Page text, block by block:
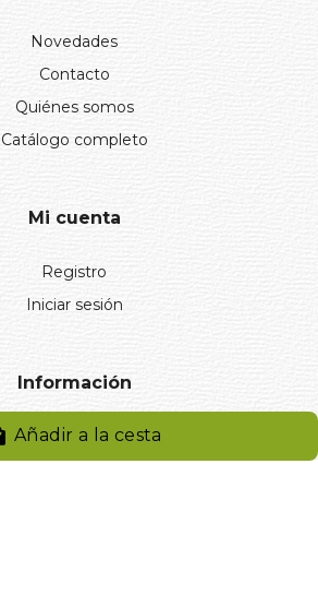
Añadir a la cesta
Novedades
Contacto
Quiénes somos
Catálogo completo
Mi cuenta
Registro
Iniciar sesión
Información
Aviso legal